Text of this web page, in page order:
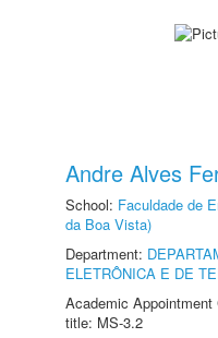
Andre Alves
School: Faculdade de
da Boa Vista)
Department:
ELETRÔNICA E DE
Academic
title: MS-3.2